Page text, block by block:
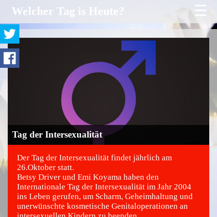
Welcher Tag is Heute? ☰
Tag der Intersexualität
©
Der Tag der Intersexualität findet jährlich am
26.Oktober statt.
Betsy Driver und Emi Koyama haben den
Internationale Tag der Intersexualität im Jahr 2004
ins Leben gerufen, um Scharm, Geheimhaltung und
unerwünschte kosmetische Genitaloperationen an